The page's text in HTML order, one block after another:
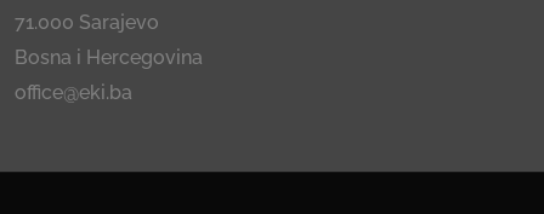
71.000 Sarajevo
Bosna i Hercegovina
office@eki.ba